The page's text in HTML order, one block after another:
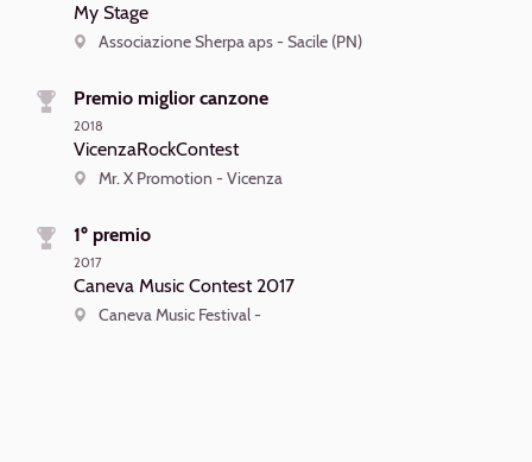
My Stage
Associazione Sherpa aps - Sacile (PN)
Premio miglior canzone
2018
VicenzaRockContest
Mr. X Promotion - Vicenza
1º premio
2017
Caneva Music Contest 2017
Caneva Music Festival -